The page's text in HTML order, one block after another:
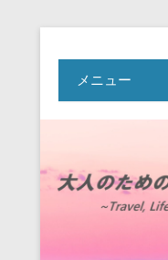
大人のた
メニュー